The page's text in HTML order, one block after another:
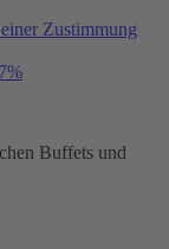
Zustimmung
Buffets und